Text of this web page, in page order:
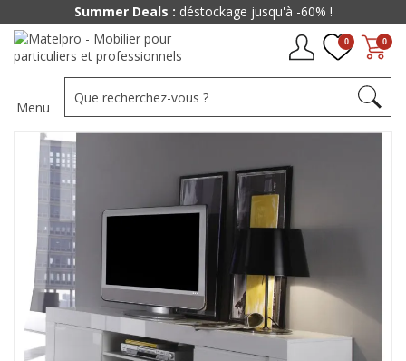
0
0
Menu
Summer Deals : déstockage jusqu'à -60% !